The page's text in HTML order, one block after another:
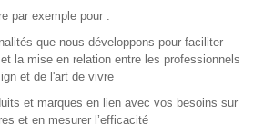
–Organisation SAFI
Recrutement
par exemple pour :
que nous développons pour faciliter
la mise en relation entre les professionnels
et de l'art de vivre
et marques en lien avec vos besoins sur
et en mesurer l’efficacité